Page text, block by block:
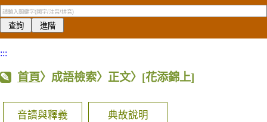
:::
首頁〉成語檢索〉正文〉 [花添錦上]
音讀與釋義 典故說明